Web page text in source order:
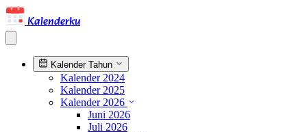
Kalenderku
Kalender Tahun
Kalender 2024
Kalender 2025
Kalender 2026
Juni 2026
Juli 2026